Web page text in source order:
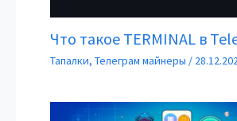
Что такое TERMINAL в
Тапалки, Телеграм майнеры /